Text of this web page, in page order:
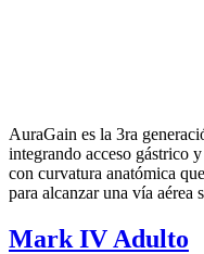
AuraGain es la 3ra
integrando acceso gástrico
con curvatura anatómica
para alcanzar una vía aérea
Mark IV Adulto